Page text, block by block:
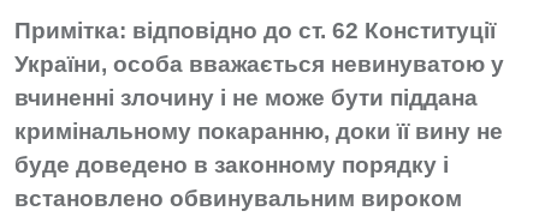
Примітка: відповідно до ст. 62 Конституції
України, особа вважається невинуватою у
вчиненні злочину і не може бути піддана
кримінальному покаранню, доки її вину не
буде доведено в законному порядку і
встановлено обвинувальним вироком